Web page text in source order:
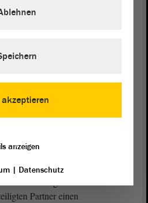
im November - ich zitiere :
Halle-Leipzig hat der
erhalten.“
für die Planung des
Partner einen
anzeigen
| Datenschutz